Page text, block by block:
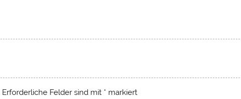
Erforderliche Felder sind mit * markiert